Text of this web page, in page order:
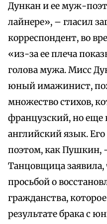
Дункан и ее муж-
лайнере», – гласил
корреспондент, во
«из-за ее плеча
голова мужа. Мисс
юный имажинист,
множество стихов,
французский, но еще
английский язык.
поэтом, как Пушкин,
Танцовщица заявила,
просьбой о
гражданства,
результате брака с